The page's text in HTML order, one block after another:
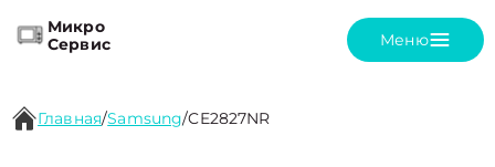
Микро
Сервис
Меню
Главная/Samsung/CE2827NR